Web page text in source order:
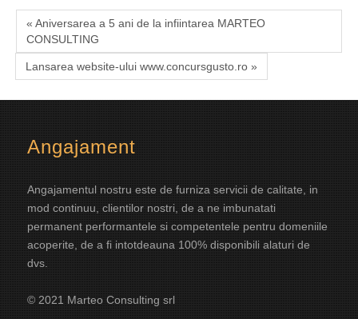
« Aniversarea a 5 ani de la infiintarea MARTEO
CONSULTING
Lansarea website-ului www.concursgusto.ro »
Angajament
Angajamentul nostru este de furniza servicii de calitate, in
mod continuu, clientilor nostri, de a ne imbunatati
permanent performantele si competentele pentru domeniile
acoperite, de a fi intotdeauna 100% disponibili alaturi de
dvs.
© 2021 Marteo Consulting srl